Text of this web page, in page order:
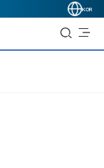
KOR